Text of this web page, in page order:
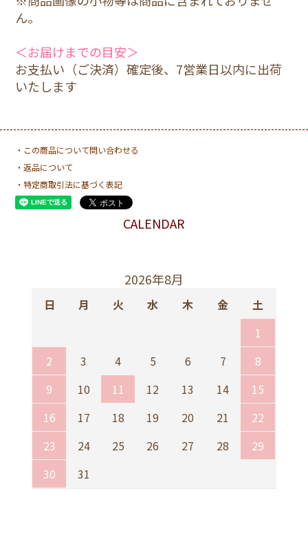
ん。
＜お届けまでの目安＞
お支払い（ご決済）確定後、7営業日以内に出荷
いたします
・この商品について問い合わせる
・返品について
・特定商取引法に基づく表記
CALENDAR
2026年8月
日 月 火 水 木 金
土
1
2
3 4 5 6 7
8
9
10 11 12 13 14
15
16
17 18 19 20 21
22
23
24 25 26 27 28
29
30
31